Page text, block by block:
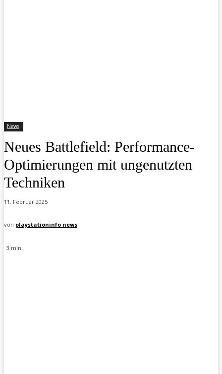
News
Neues Battlefield: Performance-
Optimierungen mit ungenutzten
Techniken
11. Februar 2025
von playstationinfo news
3 min.